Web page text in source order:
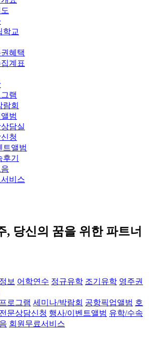
학교
혜택
계표
램
람회
범
담실
청
트앨범
기
비스
, 당신의 꿈을 위한 파트너
보 어학연수 정규유학 조기유학 영주권
로그램 세미나/박람회 공항픽업앨범 호
전문상담신청 행사/이벤트앨범 유학/수속
회원무료서비스